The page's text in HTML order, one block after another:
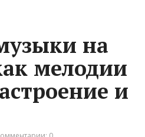
на
мелодии
и